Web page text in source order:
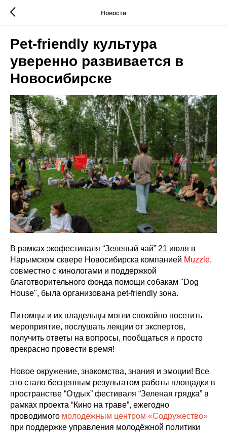
Новости
Pet-friendly культура
уверенно развивается в
Новосибирске
В рамках экофестиваля “Зеленый чай” 21 июля в
Нарымском сквере Новосибирска компанией Muzzle,
совместно с кинологами и поддержкой
благотворительного фонда помощи собакам "Dog
House", была организована pet-friendly зона.
Питомцы и их владельцы могли спокойно посетить
мероприятие, послушать лекции от экспертов,
получить ответы на вопросы, пообщаться и просто
прекрасно провести время!
Новое окружение, знакомства, знания и эмоции! Все
это стало бесценным результатом работы площадки в
пространстве “Отдых” фестиваля “Зеленая грядка” в
рамках проекта “Кино на траве”, ежегодно
проводимого молодежным центром «Содружество»
при поддержке управления молодёжной политики